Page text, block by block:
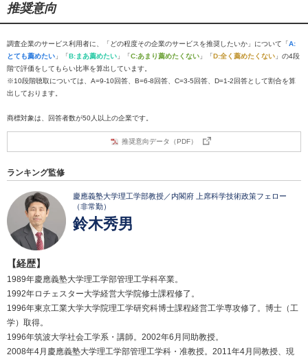
推奨意向
調査企業のサービス利用者に、「どの程度その企業のサービスを推奨したいか」について「A:
とても薦めたい 」「B:まあ薦めたい 」「C:あまり薦めたくない 」「D:全く薦めたくない 」の4段
階で評価をしてもらい比率を算出しています。
※10段階聴取については、A=9-10回答、B=6-8回答、C=3-5回答、D=1-2回答として割合を算
出しております。
商標対象は、回答者数が50人以上の企業です。
推奨意向データ（PDF）
ランキング監修
慶應義塾大学理工学部教授／内閣府 上席科学技術政策フェロー
（非常勤）
鈴木秀男
【経歴】
1989年慶應義塾大学理工学部管理工学科卒業。
1992年ロチェスター大学経営大学院修士課程修了。
1996年東京工業大学大学院理工学研究科博士課程経営工学専攻修了。博士（工
学）取得。
1996年筑波大学社会工学系・講師。2002年6月同助教授。
2008年4月慶應義塾大学理工学部管理工学科・准教授。2011年4月同教授、現